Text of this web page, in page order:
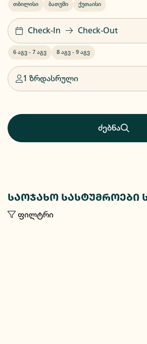
თბილისი ბათუმი ქუთაისი
Check-In Check-Out
6 აგვ - 7 აგვ 8 აგვ - 9 აგვ
1 ზრდასრული
ძებნა
საოჯახო სასტუმროები
ფილტრი